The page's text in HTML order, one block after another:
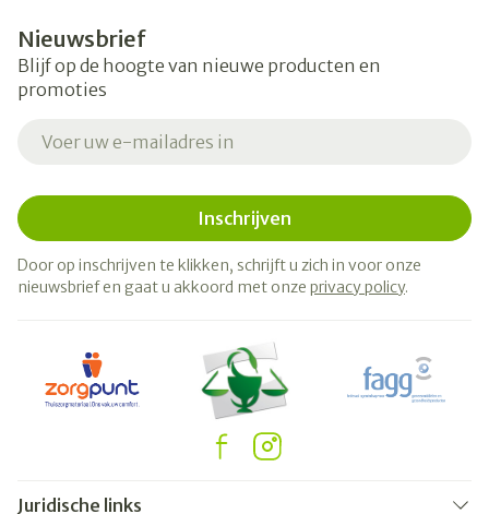
Nieuwsbrief
Blijf op de hoogte van nieuwe producten en
promoties
Inschrijven
Door op inschrijven te klikken, schrijft u zich in voor onze
nieuwsbrief en gaat u akkoord met onze privacy policy.
Juridische links